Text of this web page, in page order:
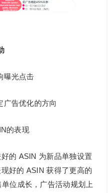
曝光点击
广告优化的方向
的表现
的 ASIN 为新品单独设置
好的 ASIN 获得了更高的
位成长，广告活动规划上